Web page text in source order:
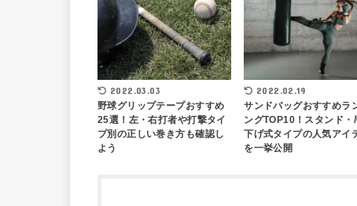
2022.03.03
野球グリップテープおすすめ
25選！左・右打者や打撃タイ
プ別の正しい巻き方も確認し
よう
2022.02.19
サンドバッグおすすめラ
ングTOP10！スタンド・
下げ式タイプの人気アイ
を一挙公開